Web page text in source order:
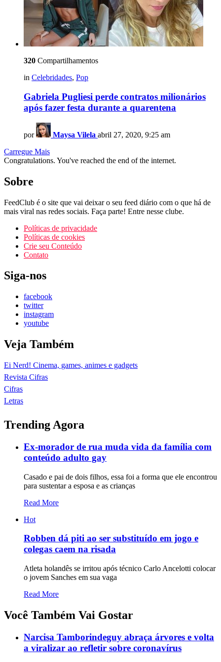
320 Compartilhamentos
in Celebridades, Pop
Gabriela Pugliesi perde contratos milionários
após fazer festa durante a quarentena
por Maysa Vilela abril 27, 2020, 9:25 am
Carregue Mais
Congratulations. You've reached the end of the internet.
Sobre
FeedClub é o site que vai deixar o seu feed diário com o que há de
mais viral nas redes sociais. Faça parte! Entre nesse clube.
Políticas de privacidade
Políticas de cookies
Crie seu Conteúdo
Contato
Siga-nos
facebook
twitter
instagram
youtube
Veja Também
Ei Nerd! Cinema, games, animes e gadgets
Revista Cifras
Cifras
Letras
Trending Agora
Ex-morador de rua muda vida da família com
conteúdo adulto gay
Casado e pai de dois filhos, essa foi a forma que ele encontrou
para sustentar a esposa e as crianças
Read More
Hot
Robben dá piti ao ser substituído em jogo e
colegas caem na risada
Atleta holandês se irritou após técnico Carlo Ancelotti colocar
o jovem Sanches em sua vaga
Read More
Você Também Vai Gostar
Narcisa Tamborindeguy abraça árvores e volta
a viralizar ao refletir sobre coronavírus